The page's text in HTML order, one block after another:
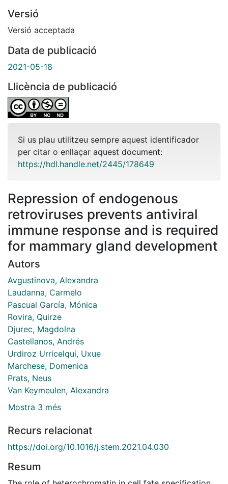
Versió
Versió acceptada
Data de publicació
2021-05-18
Llicència de publicació
Si us plau utilitzeu sempre aquest identificador
per citar o enllaçar aquest document:
https://hdl.handle.net/2445/178649
Repression of endogenous
retroviruses prevents antiviral
immune response and is required
for mammary gland development
Autors
Avgustinova, Alexandra
Laudanna, Carmelo
Pascual García, Mónica
Rovira, Quirze
Djurec, Magdolna
Castellanos, Andrés
Urdiroz Urricelqui, Uxue
Marchese, Domenica
Prats, Neus
Van Keymeulen, Alexandra
Mostra 3 més
Recurs relacionat
https://doi.org/10.1016/j.stem.2021.04.030
Resum